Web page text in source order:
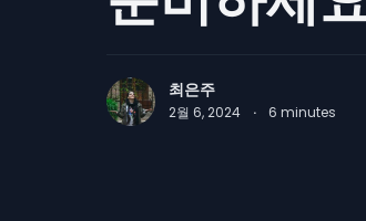
최은주
2월 6, 2024 · 6 minutes